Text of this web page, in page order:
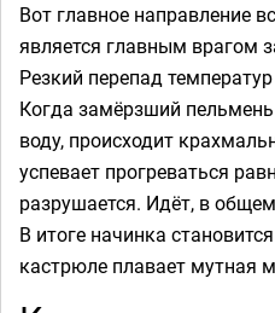
Вот главное направление
является главным врагом
Резкий перепад
Когда замёрзший
воду, происходит
успевает прогреваться
разрушается. Идёт, в
В итоге начинка
кастрюле плавает мутная